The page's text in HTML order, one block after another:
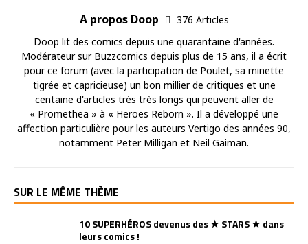
A propos Doop
376 Articles
Doop lit des comics depuis une quarantaine d'années.
Modérateur sur Buzzcomics depuis plus de 15 ans, il a écrit
pour ce forum (avec la participation de Poulet, sa minette
tigrée et capricieuse) un bon millier de critiques et une
centaine d'articles très très longs qui peuvent aller de
« Promethea » à « Heroes Reborn ». Il a développé une
affection particulière pour les auteurs Vertigo des années 90,
notamment Peter Milligan et Neil Gaiman.
SUR LE MÊME THÈME
10 SUPERHÉROS devenus des ★ STARS ★ dans
leurs comics !